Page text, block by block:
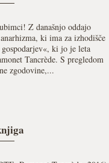
Z današnjo oddajo
ki ima za izhodišče
ki jo je leta
Tancrède. S pregledom
zgodovine,...